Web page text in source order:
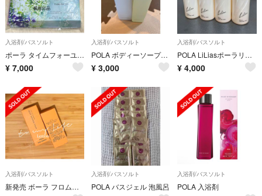
入浴剤/バスソルト
ポーラ タイムフォーユー 新品 M / mika ninagawaとのコラボ
¥ 7,000
入浴剤/バスソルト
POLA ボディーソープ、入浴剤
¥ 3,000
入浴剤/バスソルト
POLA LiLiasポーラリリアス ミルクバス 浴用化粧品250ml 未使用品
¥ 4,000
入浴剤/バスソルト
新発売 ボーラ フロムロストゥービューティーボディシャワーシロップ30mlx5本
入浴剤/バスソルト
POLA バスジェル 泡風呂
入浴剤/バスソルト
POLA 入浴剤